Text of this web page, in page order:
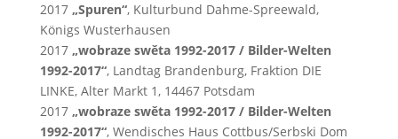
2017 „Spuren“, Kulturbund Dahme-Spreewald,
Königs Wusterhausen
2017 „wobraze swěta 1992-2017 / Bilder-Welten
1992-2017“, Landtag Brandenburg, Fraktion DIE
LINKE, Alter Markt 1, 14467 Potsdam
2017 „wobraze swěta 1992-2017 / Bilder-Welten
1992-2017“, Wendisches Haus Cottbus/Serbski Dom